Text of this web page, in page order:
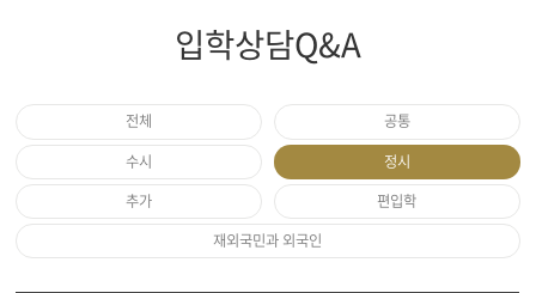
입학상담Q&A
전체
공통
수시
정시
추가
편입학
재외국민과 외국인